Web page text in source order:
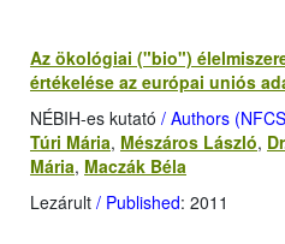
Az ökológiai ("bio")
értékelése az európai uniós
NÉBIH-es kutató / Authors
Túri Mária, Mészáros László,
Mária, Maczák Béla
Lezárult / Published: 2011